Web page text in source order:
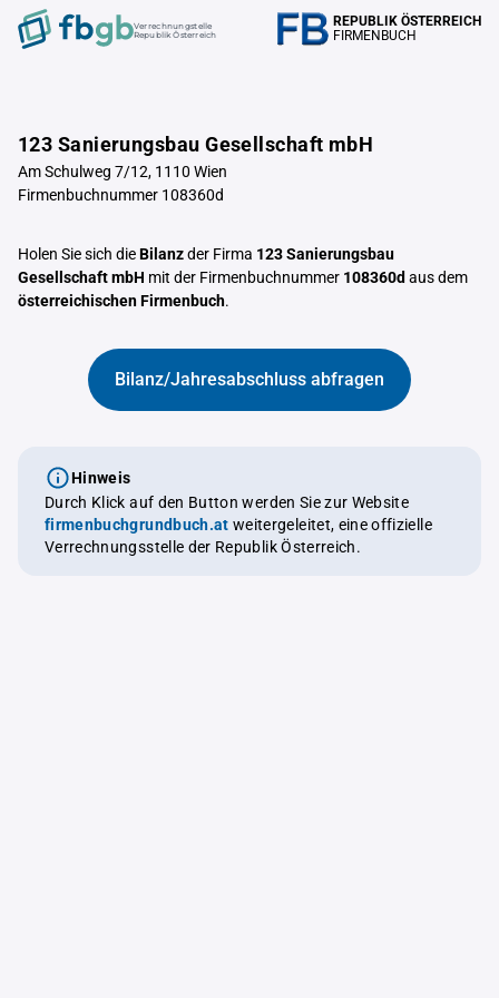
Verrechnungstelle
Republik Österreich
REPUBLIK ÖSTERREICH
FIRMENBUCH
123 Sanierungsbau Gesellschaft mbH
Am Schulweg 7/12, 1110 Wien
Firmenbuchnummer 108360d
Holen Sie sich dieBilanzder Firma 123 Sanierungsbau
Gesellschaft mbH mit der Firmenbuchnummer 108360d aus dem
österreichischen Firmenbuch.
Bilanz/Jahresabschluss abfragen
Hinweis
Durch Klick auf den Button werden Sie zur Website
firmenbuchgrundbuch.at weitergeleitet, eine offizielle
Verrechnungsstelle der Republik Österreich.